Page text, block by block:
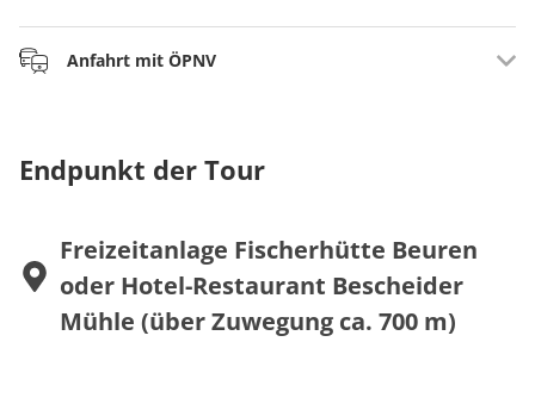
Parkplätze am Freizeitzentrum Fischerhütte
Anfahrt mit ÖPNV
Linie 204 – Hermeskeil – Beuren über Rascheid
Endpunkt der Tour
Freizeitanlage Fischerhütte Beuren
oder Hotel-Restaurant Bescheider
Mühle (über Zuwegung ca. 700 m)